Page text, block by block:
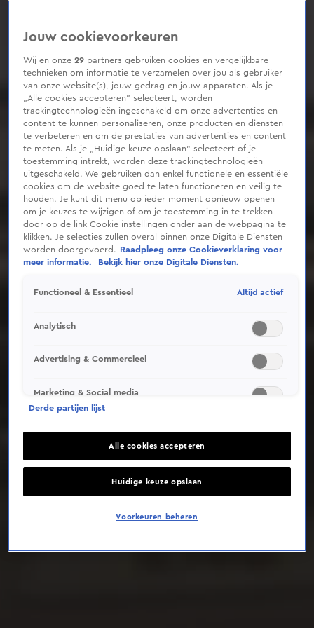
Deze video is niet beschikbaar op je huidige locatie
Jouw cookievoorkeuren
Wij en onze29 partners gebruiken cookies en vergelijkbare
technieken om informatie te verzamelen over jou als gebruiker
van onze website(s), jouw gedrag en jouw apparaten. Als je
„Alle cookies accepteren” selecteert, worden
trackingtechnologieën ingeschakeld om onze advertenties en
content te kunnen personaliseren, onze producten en diensten
te verbeteren en om de prestaties van advertenties en content
te meten. Als je „Huidige keuze opslaan” selecteert of je
toestemming intrekt, worden deze trackingtechnologieën
uitgeschakeld. We gebruiken dan enkel functionele en essentiële
cookies om de website goed te laten functioneren en veilig te
houden. Je kunt dit menu op ieder moment opnieuw openen
om je keuzes te wijzigen of om je toestemming in te trekken
door op de link Cookie-instellingen onder aan de webpagina te
klikken. Je selecties zullen overal binnen onze Digitale Diensten
worden doorgevoerd.
Raadpleeg onze Cookieverklaring voor
meer informatie.
Bekijk hier onze Digitale Diensten.
Functioneel & Essentieel Altijd actief
Analytisch
Advertising & Commercieel
Marketing & Social media
Derde partijen lijst
Alle cookies accepteren
Huidige keuze opslaan
Voorkeuren beheren